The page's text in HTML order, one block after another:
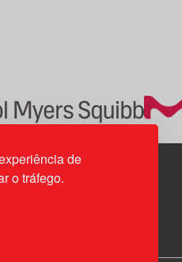
de
o tráfego.